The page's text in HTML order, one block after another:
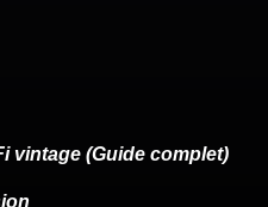
vintage (Guide complet)